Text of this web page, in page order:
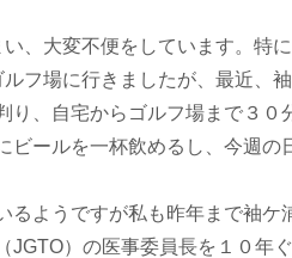
、大変不便をしています。特
フ場に行きましたが、最近、
、自宅からゴルフ場まで３０
ールを一杯飲めるし、今週の
ようですが私も昨年まで袖ケ
JGTO）の医事委員長を１０年